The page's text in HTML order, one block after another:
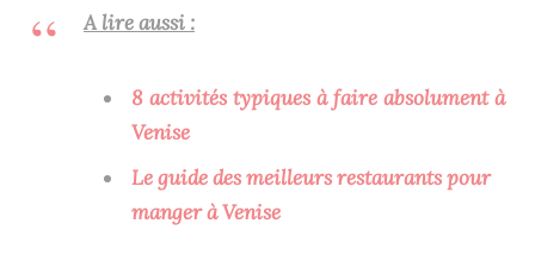
A lire aussi :
8 activités typiques à faire absolument à
Venise
Le guide des meilleurs restaurants pour
manger à Venise